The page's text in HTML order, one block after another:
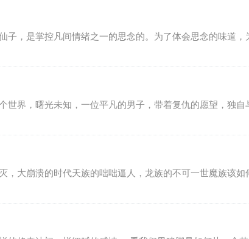
子，是掌控凡间情绪之一的思念的。为了体会思念的味道，
世界，曙光未知，一位平凡的男子，带着复仇的愿望，独自
，大崩溃的时代天族的咄咄逼人，龙族的不可一世魔族该如